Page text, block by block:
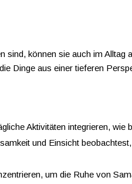
können sie auch im
Dinge aus einer tieferen
Aktivitäten integrieren,
und Einsicht
um die Ruhe von